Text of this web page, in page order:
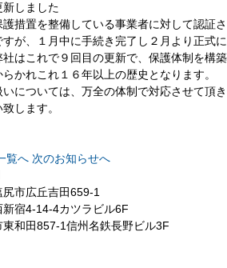
しました
措置を整備している事業者に対して認証さ
が、１月中に手続き完了し２月より正式に
はこれで９回目の更新で、保護体制を構築
かれこれ１６年以上の歴史となります。
については、万全の体制で対応させて頂き
します。
覧へ 次のお知らせへ
市広丘吉田659-1
宿4-14-4カツラビル6F
和田857-1信州名鉄長野ビル3F